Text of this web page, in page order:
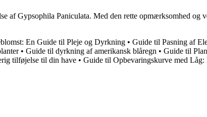
af Gypsophila Paniculata. Med den rette opmærksomhed
En Guide til Pleje og Dyrkning • Guide til Pasning af
• Guide til dyrkning af amerikansk blåregn • Guide til
tilføjelse til din have • Guide til Opbevaringskurve med